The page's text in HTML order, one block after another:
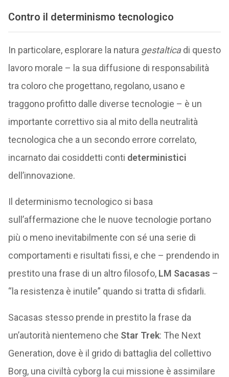
Contro il determinismo tecnologico
In particolare, esplorare la natura gestalticadi questo
lavoro morale – la sua diffusione di responsabilità
tra coloro che progettano, regolano, usano e
traggono profitto dalle diverse tecnologie – è un
importante correttivo sia al mito della neutralità
tecnologica che a un secondo errore correlato,
incarnato dai cosiddetti conti deterministici
dell’innovazione.
Il determinismo tecnologico si basa
sull’affermazione che le nuove tecnologie portano
più o meno inevitabilmente con sé una serie di
comportamenti e risultati fissi, e che – prendendo in
prestito una frase di un altro filosofo, LM Sacasas –
“la resistenza è inutile” quando si tratta di sfidarli.
Sacasas stesso prende in prestito la frase da
un’autorità nientemeno che Star Trek: The Next
Generation, dove è il grido di battaglia del collettivo
Borg, una civiltà cyborg la cui missione è assimilare